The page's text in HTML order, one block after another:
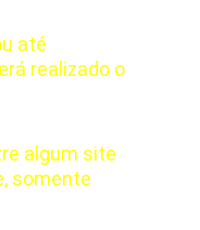
até
realizado o
algum site
somente